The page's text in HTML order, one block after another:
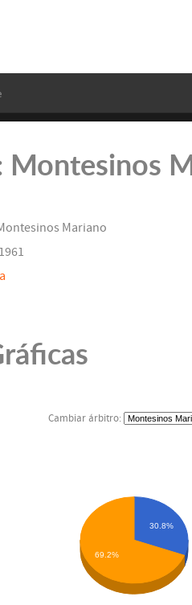
Montesinos
Mariano
Cambiar árbitro:
30.8%
69.2%